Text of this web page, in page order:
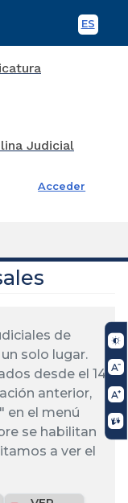
ES
Acceder
de
solo lugar.
desde el 14
anterior,
en el menú
se habilitan
a ver el